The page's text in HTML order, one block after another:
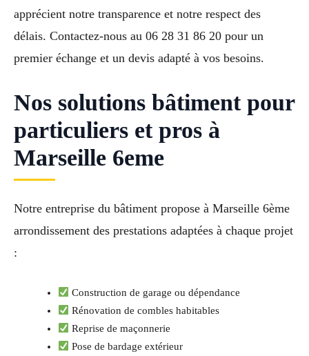
apprécient notre transparence et notre respect des
délais. Contactez-nous au 06 28 31 86 20 pour un
premier échange et un devis adapté à vos besoins.
Nos solutions bâtiment pour
particuliers et pros à
Marseille 6eme
Notre entreprise du bâtiment propose à Marseille 6ème
arrondissement des prestations adaptées à chaque projet
:
Construction de garage ou dépendance
Rénovation de combles habitables
Reprise de maçonnerie
Pose de bardage extérieur